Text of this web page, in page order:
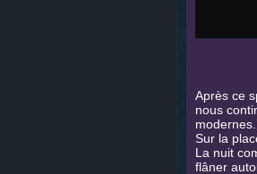
Après ce
nous
modernes.
Sur la
La nuit
flâner